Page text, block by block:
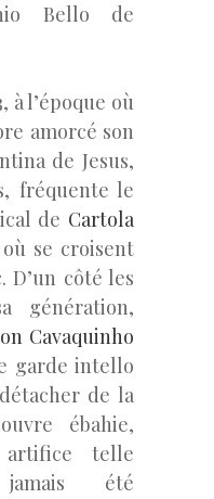
Bello de
à l’époque où
amorcé son
de Jesus,
fréquente le
de Cartola
se croisent
D’un côté les
génération,
Cavaquinho
garde intello
de la
ébahie,
artifice telle
été